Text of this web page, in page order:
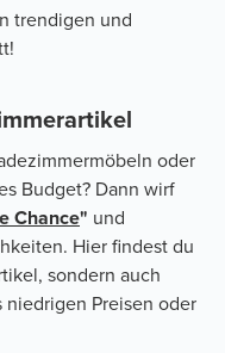
trendigen und
oder
Budget? Dann wirf
Chance" und
Hier findest du
sondern auch
Preisen oder